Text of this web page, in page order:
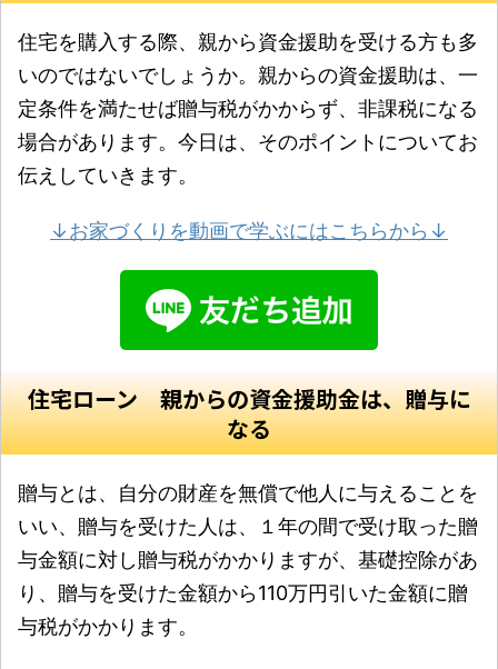
住宅を購入する際、親から資金援助を受ける方も多
いのではないでしょうか。親からの資金援助は、一
定条件を満たせば贈与税がかからず、非課税になる
場合があります。今日は、そのポイントについてお
伝えしていきます。
↓お家づくりを動画で学ぶにはこちらから↓
住宅ローン 親からの資金援助金は、贈与に
なる
贈与とは、自分の財産を無償で他人に与えることを
いい、贈与を受けた人は、１年の間で受け取った贈
与金額に対し贈与税がかかりますが、基礎控除があ
り、贈与を受けた金額から110万円引いた金額に贈
与税がかかります。